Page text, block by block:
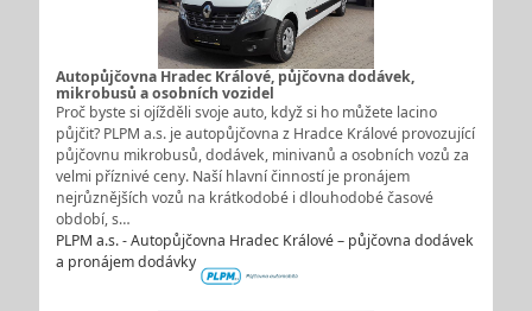
Autopůjčovna Hradec Králové, půjčovna dodávek,
mikrobusů a osobních vozidel
Proč byste si ojížděli svoje auto, když si ho můžete lacino
půjčit? PLPM a.s. je autopůjčovna z Hradce Králové provozující
půjčovnu mikrobusů, dodávek, minivanů a osobních vozů za
velmi příznivé ceny. Naší hlavní činností je pronájem
nejrůznějších vozů na krátkodobé i dlouhodobé časové
období, s…
PLPM a.s. - Autopůjčovna Hradec Králové – půjčovna dodávek
a pronájem dodávky